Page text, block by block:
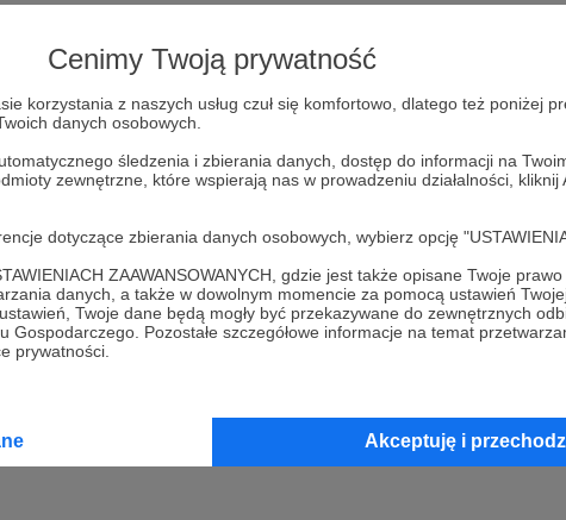
Cenimy Twoją prywatność
korzystania z naszych usług czuł się komfortowo, dlatego też poniżej
danych osobowych.
śledzenia i zbierania danych, dostęp do informacji na
zewnętrzne, które wspierają nas w prowadzeniu działalności, kliknij
dotyczące zbierania danych osobowych, wybierz opcję "USTAWIENIA
ZAAWANSOWANYCH, gdzie jest także opisane Twoje prawo
danych, a także w dowolnym momencie za pomocą ustawień
Twoje dane będą mogły być przekazywane do zewnętrznych
Pozostałe szczegółowe informacje na temat
prywatności.
Akceptuję i
Dołącz do grona Patronów!
działalność AutoraArchitekci Ułudyjuż teraz!